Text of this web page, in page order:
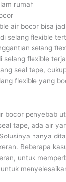
rumah
air bocor bisa
selang flexible
selang
selang flexible
seal tape,
flexible yang
bocor penyebab
tape, ada air
hanya
Beberapa
untuk